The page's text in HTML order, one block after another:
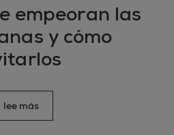
empeoran las
y cómo
lee más